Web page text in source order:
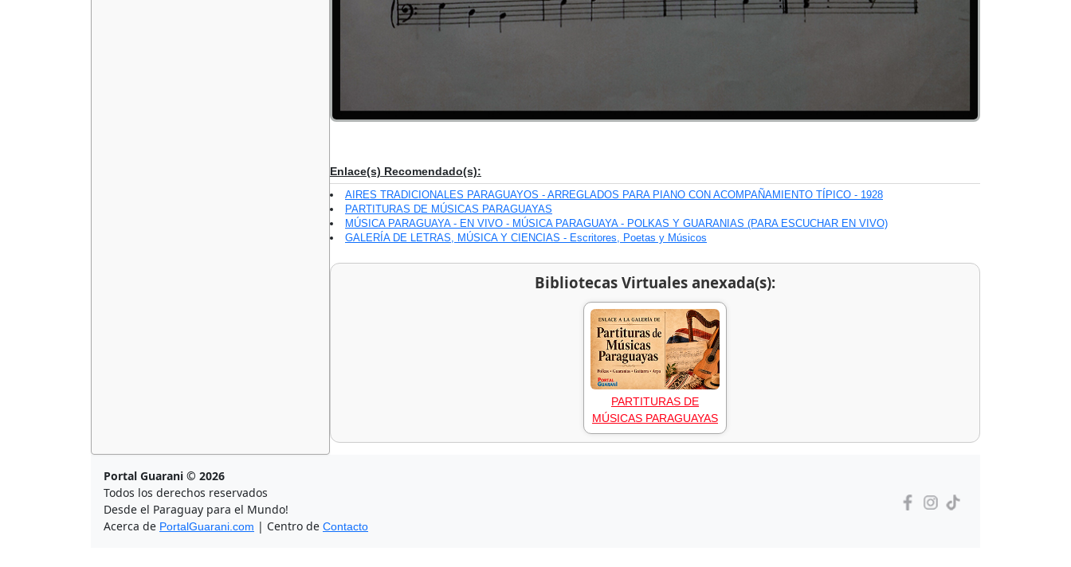
Enlace(s) Recomendado(s):
AIRES TRADICIONALES PARAGUAYOS - ARREGLADOS PARA PIANO CON ACOMPAÑAMIENTO TÍPICO - 1928
PARTITURAS DE MÚSICAS PARAGUAYAS
MÚSICA PARAGUAYA - EN VIVO - MÚSICA PARAGUAYA - POLKAS Y GUARANIAS (PARA ESCUCHAR EN VIVO)
GALERÍA DE LETRAS, MÚSICA Y CIENCIAS - Escritores, Poetas y Músicos
Bibliotecas Virtuales anexada(s):
PARTITURAS DE
MÚSICAS PARAGUAYAS
Portal Guarani © 2026
Todos los derechos reservados
Desde el Paraguay para el Mundo!
Acerca de PortalGuarani.com | Centro de Contacto